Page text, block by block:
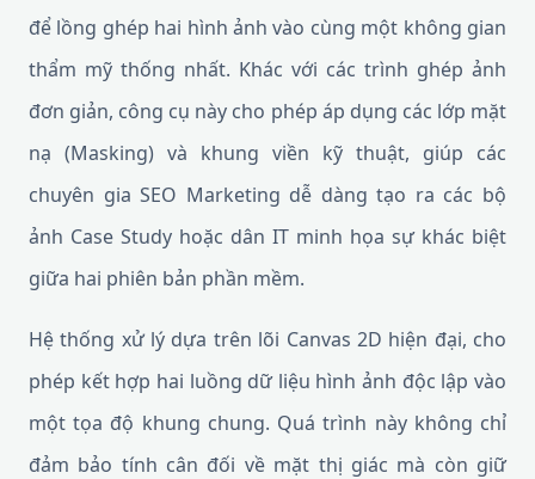
để lồng ghép hai hình ảnh vào cùng một không gian
thẩm mỹ thống nhất. Khác với các trình ghép ảnh
đơn giản, công cụ này cho phép áp dụng các lớp mặt
nạ (Masking) và khung viền kỹ thuật, giúp các
chuyên gia SEO Marketing dễ dàng tạo ra các bộ
ảnh Case Study hoặc dân IT minh họa sự khác biệt
giữa hai phiên bản phần mềm.
Hệ thống xử lý dựa trên lõi Canvas 2D hiện đại, cho
phép kết hợp hai luồng dữ liệu hình ảnh độc lập vào
một tọa độ khung chung. Quá trình này không chỉ
đảm bảo tính cân đối về mặt thị giác mà còn giữ